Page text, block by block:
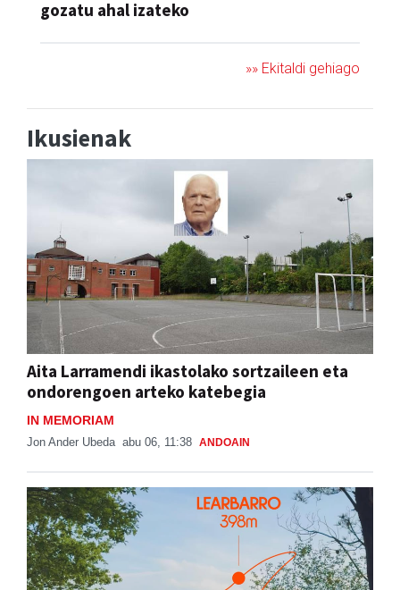
gozatu ahal izateko
»» Ekitaldi gehiago
Ikusienak
Aita Larramendi ikastolako sortzaileen eta
ondorengoen arteko katebegia
IN MEMORIAM
Jon Ander Ubeda abu 06, 11:38 ANDOAIN